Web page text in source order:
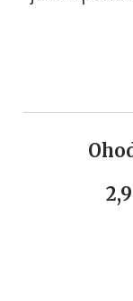
2,9